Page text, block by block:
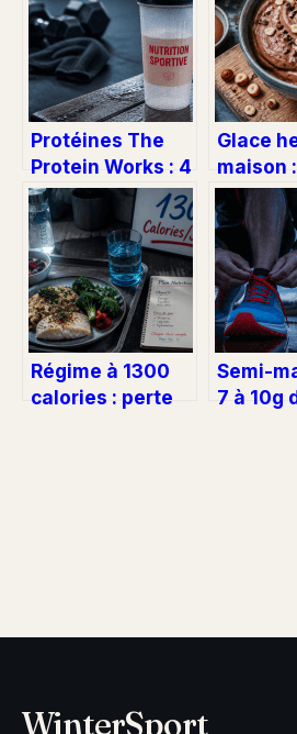
Protéines The
Protein Works : 4
critères pour
choisir votre
complément et
éviter les sucres
cachés
Glace
maison
Cream
Noisette
Régime à 1300
calories : perte
Semi-
7 à 10g
WinterSport